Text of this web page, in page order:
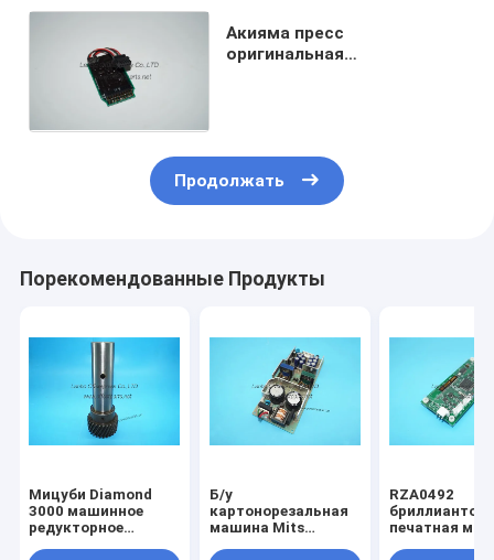
Акияма пресс
оригинальная
Продолжать
Порекомендованные Продукты
Мицуби Diamond
3000 машинное
редукторное
Б/у
картонорезальная
машина Mits
RZA0492
печатная